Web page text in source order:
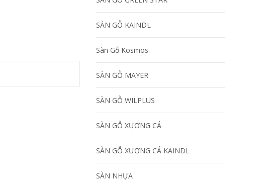
SÀN GỖ KAINDL
Sàn Gỗ Kosmos
SÀN GỖ MAYER
SÀN GỖ WILPLUS
SÀN GỖ XƯƠNG CÁ
SÀN GỖ XƯƠNG CÁ KAINDL
SÀN NHỰA